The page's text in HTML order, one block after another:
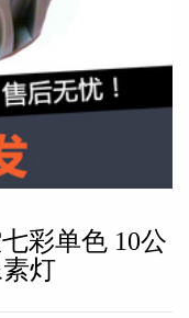
彩单色 10公
灯